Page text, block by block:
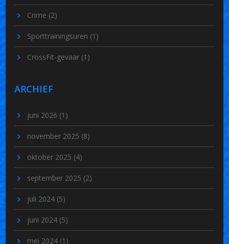
Crime (2)
Sporttrainingsuren (1)
CrossFit-gevaar (1)
ARCHIEF
juni 2026 (1)
november 2025 (8)
oktober 2025 (4)
september 2025 (2)
juli 2024 (5)
juni 2024 (5)
mei 2024 (1)